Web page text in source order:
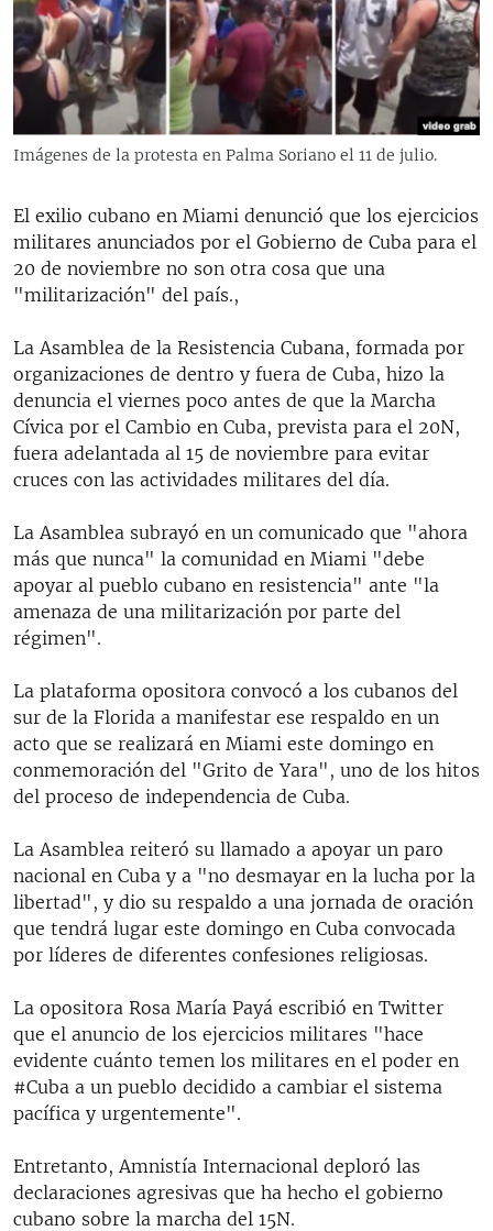
RADIO MARTÍ
ESPECIALES
ESPECIALES
LA REALIDAD DE LA VIVIENDA EN CUBA
KENTU-CUBANO
LOS SANTOS DE HIALEAH
DESINFORMACIÓN RUSA EN AMÉRICA LATINA
MULTIMEDIA
EDITORIALES
Imágenes de la protesta en Palma Soriano el 11 de julio.
El exilio cubano en Miami denunció que los ejercicios
militares anunciados por el Gobierno de Cuba para el
20 de noviembre no son otra cosa que una
"militarización" del país.,
La Asamblea de la Resistencia Cubana, formada por
organizaciones de dentro y fuera de Cuba, hizo la
denuncia el viernes poco antes de que la Marcha
Cívica por el Cambio en Cuba, prevista para el 20N,
fuera adelantada al 15 de noviembre para evitar
cruces con las actividades militares del día.
La Asamblea subrayó en un comunicado que "ahora
más que nunca" la comunidad en Miami "debe
apoyar al pueblo cubano en resistencia" ante "la
amenaza de una militarización por parte del
régimen".
La plataforma opositora convocó a los cubanos del
sur de la Florida a manifestar ese respaldo en un
acto que se realizará en Miami este domingo en
conmemoración del "Grito de Yara", uno de los hitos
del proceso de independencia de Cuba.
La Asamblea reiteró su llamado a apoyar un paro
nacional en Cuba y a "no desmayar en la lucha por la
libertad", y dio su respaldo a una jornada de oración
que tendrá lugar este domingo en Cuba convocada
por líderes de diferentes confesiones religiosas.
La opositora Rosa María Payá escribió en Twitter
que el anuncio de los ejercicios militares "hace
evidente cuánto temen los militares en el poder en
#Cuba a un pueblo decidido a cambiar el sistema
pacífica y urgentemente".
Entretanto, Amnistía Internacional deploró las
declaraciones agresivas que ha hecho el gobierno
cubano sobre la marcha del 15N.